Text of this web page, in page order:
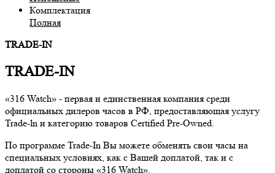
Комплектация
Полная
TRADE-IN
TRADE-IN
«316 Watch» - первая и единственная компания среди
официальных дилеров часов в РФ, предоставляющая услугу
Trade-ln и категорию товаров Certified Pre-Owned.
По программе Trade-In Вы можете обменять свои часы на
специальных условиях, как с Вашей доплатой, так и с
доплатой со стороны «316 Watch».